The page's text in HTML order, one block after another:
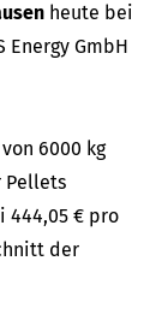
heute bei
GmbH
6000 kg
Pellets
444,05 € pro
der